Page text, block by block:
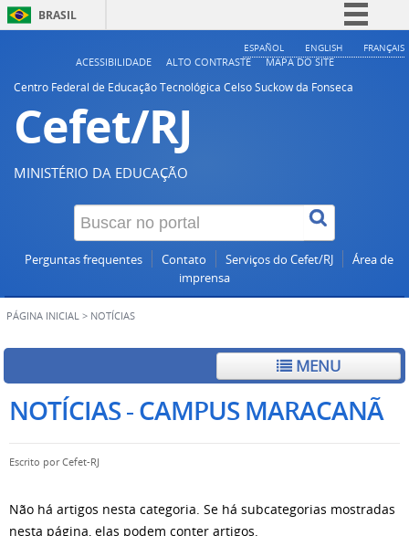
BRASIL
Simplifique!
ESPAÑOL ENGLISH FRANÇAIS
ACESSIBILIDADE ALTO CONTRASTE
MAPA DO SITE
Centro Federal de Educação Tecnológica Celso Suckow da Fonseca
Cefet/RJ
MINISTÉRIO DA EDUCAÇÃO
Perguntas frequentes Contato Serviços do Cefet/RJ
Área de
imprensa
PÁGINA INICIAL > NOTÍCIAS
MENU
NOTÍCIAS - CAMPUS MARACANÃ
Escrito porCefet-RJ
Não há artigos nesta categoria. Se há subcategorias mostradas
nesta página, elas podem conter artigos.